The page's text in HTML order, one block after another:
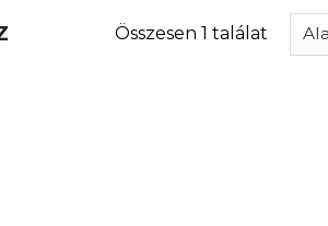
Összesen 1 találat